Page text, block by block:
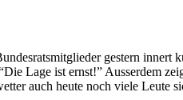
gestern innert
Lage ist ernst!” Ausser­dem
auch heute noch viele Leute